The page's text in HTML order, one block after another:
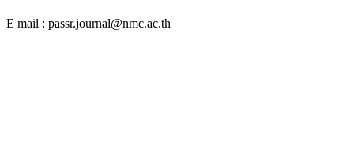
E mail : passr.journal@nmc.ac.th